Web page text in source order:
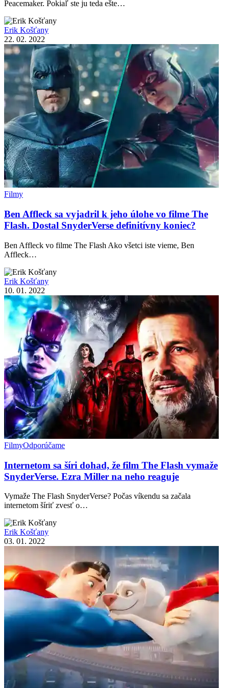
Peacemaker. Pokiaľ ste ju teda ešte…
Erik Košťany
22. 02. 2022
Filmy
Ben Affleck sa vyjadril k jeho úlohe vo filme The
Flash. Dostal SnyderVerse definitívny koniec?
Ben Affleck vo filme The Flash Ako všetci iste vieme, Ben
Affleck…
Erik Košťany
10. 01. 2022
FilmyOdporúčame
Internetom sa šíri dohad, že film The Flash vymaže
SnyderVerse. Ezra Miller na neho reaguje
Vymaže The Flash SnyderVerse? Počas víkendu sa začala
internetom šíriť zvesť o…
Erik Košťany
03. 01. 2022